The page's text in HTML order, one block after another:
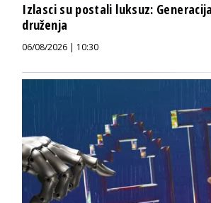
Izlasci su postali luksuz:
druženja
06/08/2026 | 10:30